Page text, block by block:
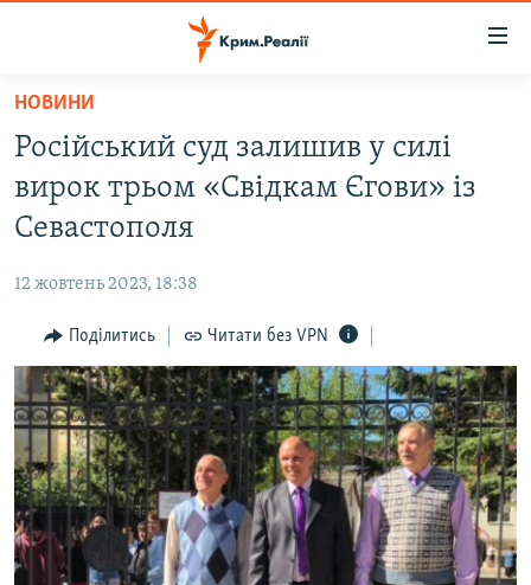
Перейти
основного
матеріалу
Перейти
до
основної
Перейти
до
пошуку
ВІДЕО ТА ФОТО
БЛОГИ
ПОГЛЯД
ІНТЕРВ'Ю
ВСЕ ЗА ДЕНЬ
СПЕЦПРОЕКТИ
ДЕПОРТАЦІЯ
ВІДЕОУРОКИ «ELIFBE»
ЯК ОБІЙТИ БЛОКУВАННЯ
Русский
НОВИНИ
Російський суд залишив у силі
вирок трьом «Свідкам Єгови» із
Севастополя
12 жовтень 2023, 18:38
Поділитись Читати без VPN